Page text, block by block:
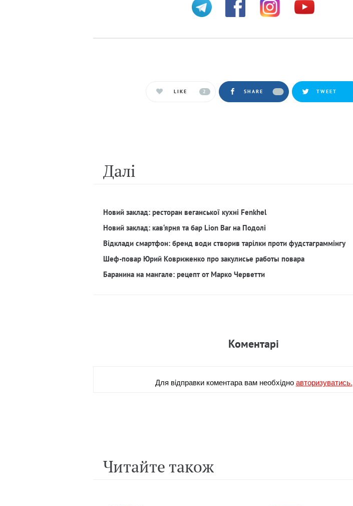
LIKE 2 SHARE TWEET
Далi
Новий заклад: ресторан веганської кухні Fenkhel
Новий заклад: кав‘ярня та бар Lion Bar на Подолі
Відклади смартфон: бренд води створив тарілки проти фудстаграммінгу
Шеф-повар Юрий Ковриженко про закулисье работы повара
Баранина на мангале: рецепт от Марко Черветти
Коментарi
Для вiдправки коментара вам необхiдноавторизуватись.
Читайте також